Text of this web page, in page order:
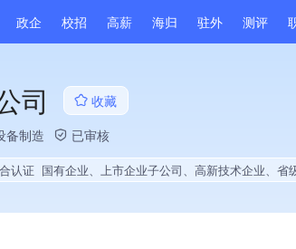
政企 校招 高薪 海归 驻外 测评
司
收藏
备制造 已审核
认证 国有企业、上市企业子公司、高新技术企业、省级企业技术中心、央企供应商、战略性新兴领域创新能力、薪资水平全省同行前20%、A级纳税人、劳动保障诚信A级、多产业布局、拥有节能环保技术、拥有自主品牌、拥有高